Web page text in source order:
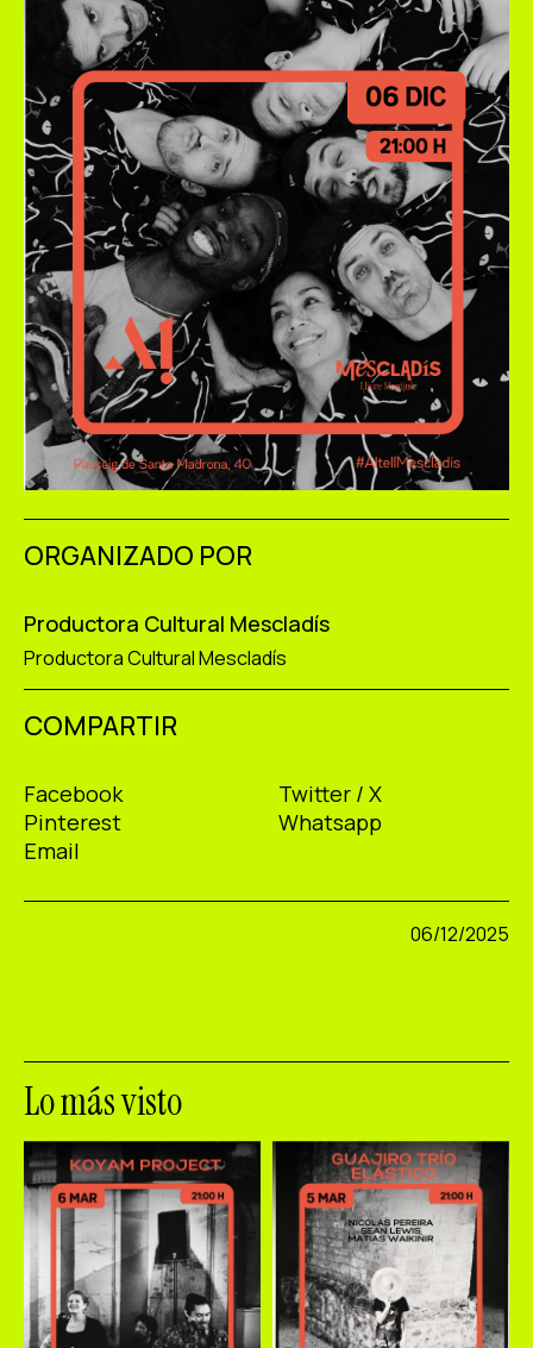
ORGANIZADO POR
Productora Cultural Mescladís
Productora Cultural Mescladís
COMPARTIR
Facebook
Twitter / X
Pinterest
Whatsapp
Email
06/12/2025
Lo más visto